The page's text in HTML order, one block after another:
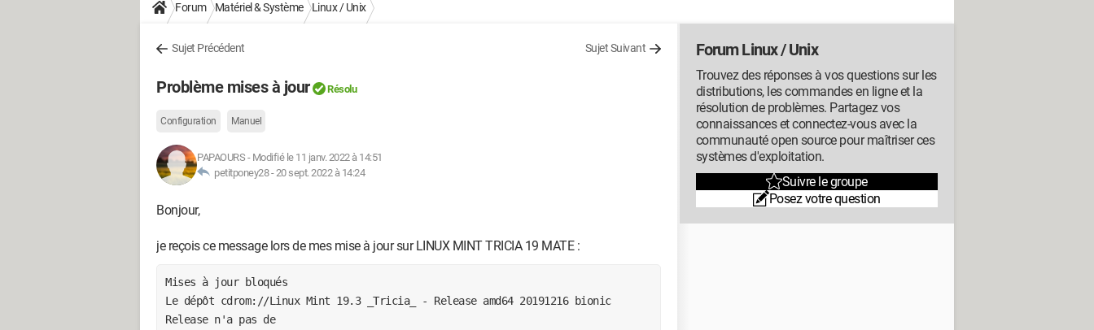
Forum Matériel & Système Linux / Unix
Sujet Précédent Sujet Suivant
Problème mises à jour Résolu
Configuration Manuel
PAPAOURS - Modifié le 11 janv. 2022 à 14:51
petitponey28 -20 sept. 2022 à 14:24
Bonjour,
je reçois ce message lors de mes mise à jour sur LINUX MINT TRICIA 19 MATE :
Mises à jour bloqués
Le dépôt cdrom://Linux Mint 19.3 _Tricia_ - Release amd64 20191216 bionic
Release n'a pas de
Forum Linux / Unix
Trouvez des réponses à vos questions sur les
distributions, les commandes en ligne et la
résolution de problèmes. Partagez vos
connaissances et connectez-vous avec la
communauté open source pour maîtriser ces
systèmes d'exploitation.
Suivre le groupe
Posez votre question